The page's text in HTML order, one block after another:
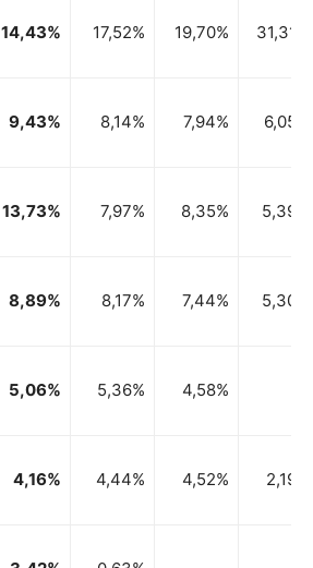
14,43% 17,52% 19,70% 31,31%
9,43% 8,14% 7,94% 6,05%
13,73% 7,97% 8,35% 5,39%
8,89% 8,17% 7,44% 5,30%
5,06% 5,36% 4,58%
4,16% 4,44% 4,52% 2,19%